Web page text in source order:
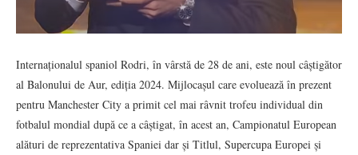
Internaționalul spaniol Rodri, în vârstă de 28 de ani, este noul câștigător
al Balonului de Aur, ediția 2024. Mijlocașul care evoluează în prezent
pentru Manchester City a primit cel mai râvnit trofeu individual din
fotbalul mondial după ce a câștigat, în acest an, Campionatul European
alături de reprezentativa Spaniei dar și Titlul, Supercupa Europei și